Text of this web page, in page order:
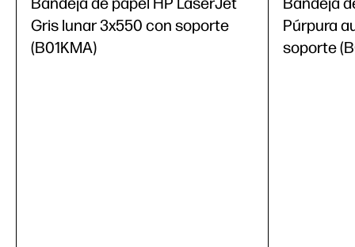
Gris lunar 3x550 con soporte
(B01KMA)
Púrpura
soporte